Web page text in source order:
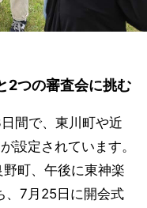
2つの審査会に挑む
間で、東川町や近
設定されています。
町、午後に東神楽
、7月25日に開会式